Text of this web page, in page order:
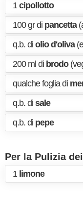
1cipollotto
100 gr di pancetta
q.b. di olio d'oliva
200 ml di brodo
qualche foglia di
q.b. di sale
q.b. di pepe
Per la Pulizia
1 limone